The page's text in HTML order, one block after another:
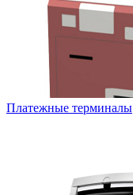
Платежные терминалы